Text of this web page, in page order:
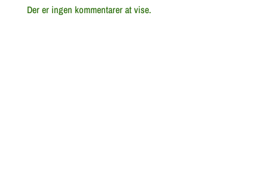
Der er ingen kommentarer at vise.